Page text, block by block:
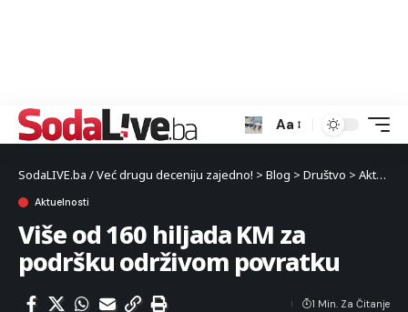
Aa
SodaLIVE.ba / Već drugu deceniju zajedno! > Blog > Društvo > Aktuelnosti
Aktuelnosti
Više od 160 hiljada KM za
podršku održivom povratku
1 Min. Za Čitanje